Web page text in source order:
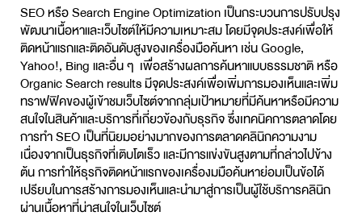
SEO หรือ Search Engine Optimization เป็นกระบวนการปรับปรุง
พัฒนาเนื้อหาและเว็บไซต์ให้มีความเหมาะสม โดยมีจุดประสงค์เพื่อให้
ติดหน้าแรกและติดอันดับสูงของเครื่องมือค้นหา เช่น Google,
Yahoo!, Bing และอื่น ๆ เพื่อสร้างผลการค้นหาแบบธรรมชาติ หรือ
Organic Search results มีจุดประสงค์เพื่อเพิ่มการมองเห็นและเพิ่ม
ทราฟฟิคของผู้เข้าชมเว็บไซต์จากกลุ่มเป้าหมายที่มีค้นหาหรือมีความ
สนใจในสินค้าและบริการที่เกี่ยวข้องกับธุรกิจ ซึ่งเทคนิคการตลาดโดย
การทำ SEO เป็นที่นิยมอย่างมากของการตลาดคลินิกความงาม
เนื่องจากเป็นธุรกิจที่เติบโตเร็ว และมีการแข่งขันสูงตามที่กล่าวไปข้าง
ต้น การทำให้ธุรกิจติดหน้าแรกของเครื่องมมือค้นหาย่อมเป็นข้อได้
เปรียบในการสร้างการมองเห็นและนำมาสู่การเป็นผู้ใช้บริการคลินิก
ผ่านเนื้อหาที่น่าสนใจในเว็บไซต์